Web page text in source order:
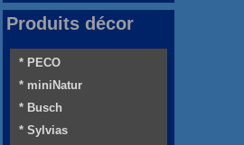
Produits décor
* PECO
* miniNatur
* Busch
* Sylvias